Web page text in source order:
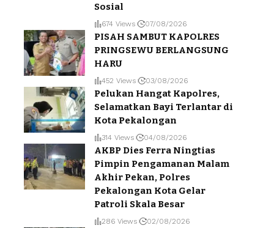
Sosial
674 Views 07/08/2026
PISAH SAMBUT KAPOLRES
PRINGSEWU BERLANGSUNG
HARU
452 Views 03/08/2026
Pelukan Hangat Kapolres,
Selamatkan Bayi Terlantar di
Kota Pekalongan
314 Views 04/08/2026
AKBP Dies Ferra Ningtias
Pimpin Pengamanan Malam
Akhir Pekan, Polres
Pekalongan Kota Gelar
Patroli Skala Besar
286 Views 02/08/2026